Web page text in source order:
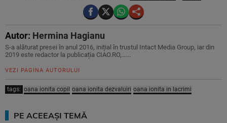
Autor: Hermina Hagianu
S-a alăturat presei în anul 2016, inițial în trustul Intact Media Group, iar din
2019 este redactor la publicația CIAO.RO,…...
VEZI PAGINA AUTORULUI
tags: oana ionita copil oana ionita dezvaluiri oana ionita in lacrimi
PE ACEEAȘI TEMĂ